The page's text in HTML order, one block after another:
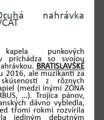
nahrávka
punkových
prichádza so svojou
BRATISLAVSKÉ
2016, ale muzikanti za
z rôznych
(medzi inými ZÓNA
...). Trojica pánov,
dávno vybledla,
třomi rokmi rozvírila
jediným debutným